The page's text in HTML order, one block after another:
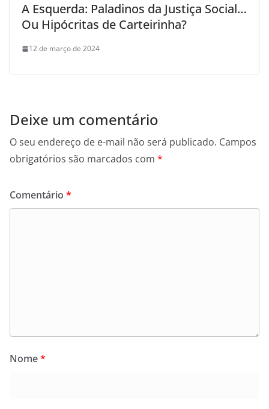
A Esquerda: Paladinos da Justiça Social…
Ou Hipócritas de Carteirinha?
12 de março de 2024
Deixe um comentário
O seu endereço de e-mail não será publicado. Campos
obrigatórios são marcados com *
Comentário *
Nome*